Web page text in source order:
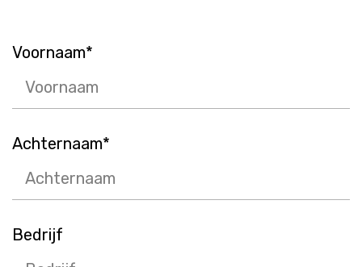
Call me back by fax
Voornaam*
Achternaam*
Bedrijf